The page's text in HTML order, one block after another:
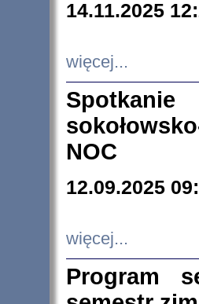
14.11.2025
więcej...
NOC
12.09.2025
więcej...
Program